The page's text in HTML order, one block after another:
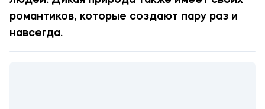
романтиков, которые создают пару раз и
навсегда.